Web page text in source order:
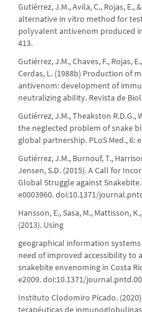
Gutiérrez, J.M., Avila, C., Rojas, E.,
alternative in vitro method for
polyvalent antivenom produced in
413.
Gutiérrez, J.M., Chaves, F., Rojas,
Cerdas, L. (1988b) Production of
antivenom: development of
neutralizing ability. Revista de
Gutiérrez, J.M., Theakston R.D.G.,
the neglected problem of snake
global partnership. PLoS Med., 6:
Gutiérrez, J.M., Burnouf, T.,
Jensen, S.D. (2015). A Call for
Global Struggle against
e0003960. doi:10.1371/
Hansson, E., Sasa, M., Mattisson,
(2013). Using
geographical information
need of improved accessibility
snakebite envenoming in Costa
e2009. doi:10.1371/
Instituto Clodomiro Picado.
terapéuticas de inmunoglobulinas